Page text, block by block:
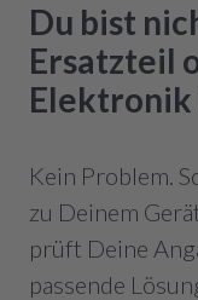
Du bist
Ersatzteil
Elektronik
Kein Problem.
zu Deinem
prüft Deine
passende